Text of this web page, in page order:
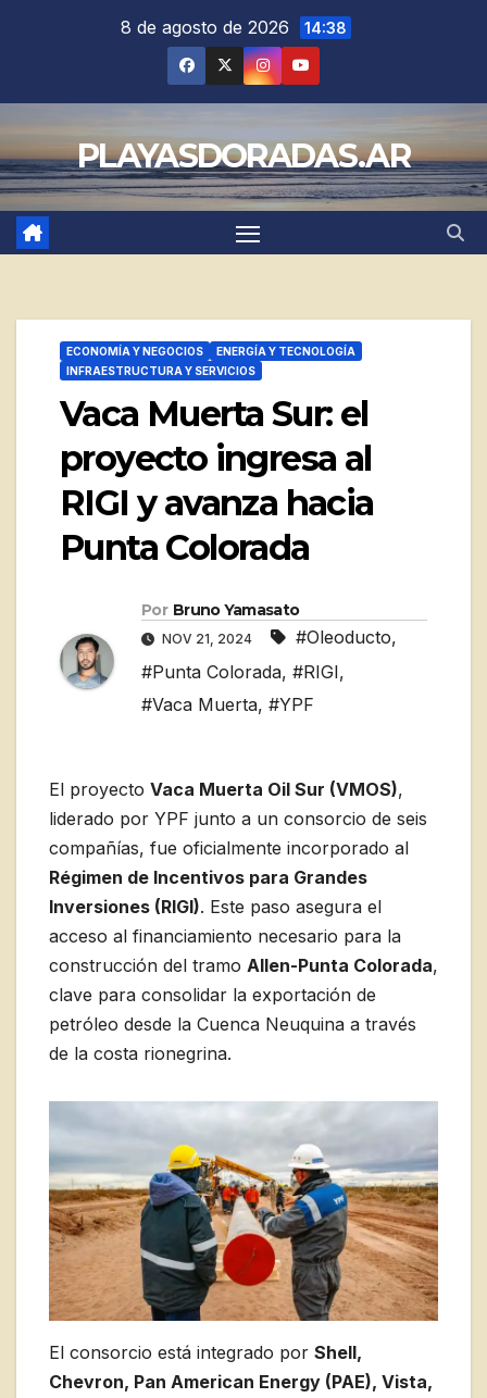
8 de agosto de 2026 14:38
PLAYASDORADAS.AR
ECONOMÍA Y NEGOCIOS
ENERGÍA Y TECNOLOGÍA
INFRAESTRUCTURA Y SERVICIOS
Vaca Muerta Sur: el
proyecto ingresa al
RIGI y avanza hacia
Punta Colorada
Por Bruno Yamasato
NOV 21, 2024 #Oleoducto,
#Punta Colorada, #RIGI,
#Vaca Muerta, #YPF
El proyecto Vaca Muerta Oil Sur (VMOS),
liderado por YPF junto a un consorcio de seis
compañías, fue oficialmente incorporado al
Régimen de Incentivos para Grandes
Inversiones (RIGI). Este paso asegura el
acceso al financiamiento necesario para la
construcción del tramo Allen-Punta Colorada,
clave para consolidar la exportación de
petróleo desde la Cuenca Neuquina a través
de la costa rionegrina.
El consorcio está integrado por Shell,
Chevron, Pan American Energy (PAE), Vista,